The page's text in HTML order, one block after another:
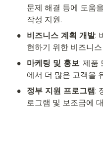
문제 해결 등에 도움
작성 지원.
• 비즈니스 계획 개발:
현하기 위한 비즈니
• 마케팅 및 홍보: 제품
에서 더 많은 고객을
• 정부 지원 프로그램 :
로그램 및 보조금에